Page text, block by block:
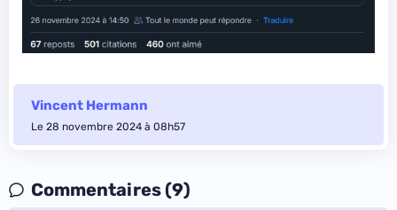
Vincent Hermann
Le 28 novembre 2024 à 08h57
Commentaires (9)